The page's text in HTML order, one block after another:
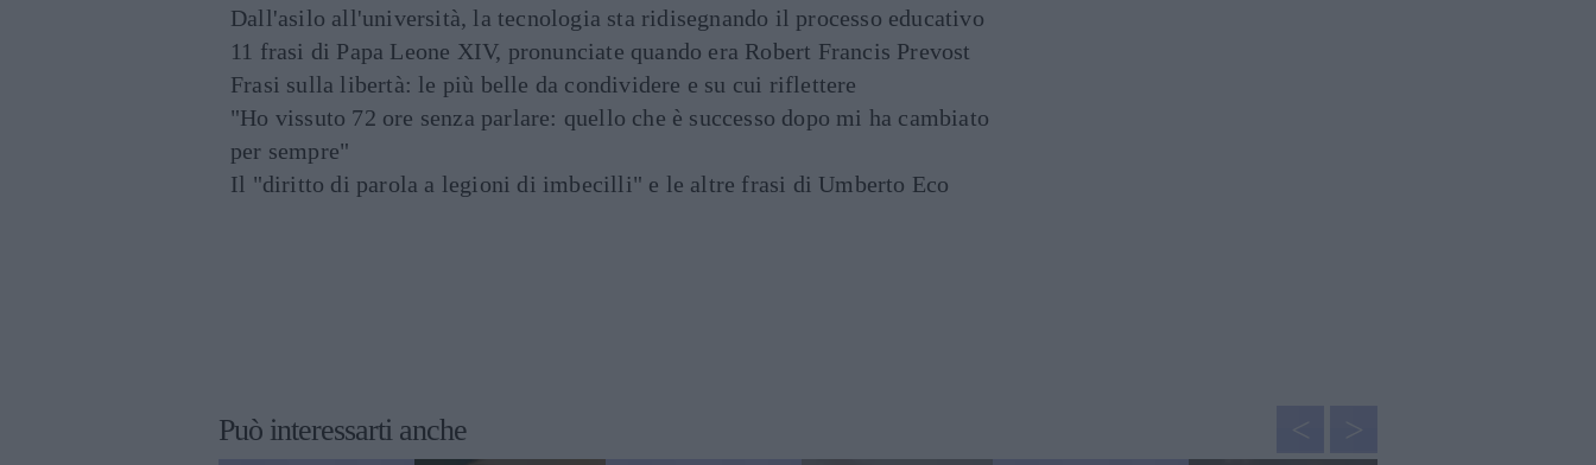
Dall'asilo all'università, la tecnologia sta ridisegnando il processo educativo
11 frasi di Papa Leone XIV, pronunciate quando era Robert Francis Prevost
Frasi sulla libertà: le più belle da condividere e su cui riflettere
"Ho vissuto 72 ore senza parlare: quello che è successo dopo mi ha cambiato
per sempre"
Il "diritto di parola a legioni di imbecilli" e le altre frasi di Umberto Eco
Può interessarti anche